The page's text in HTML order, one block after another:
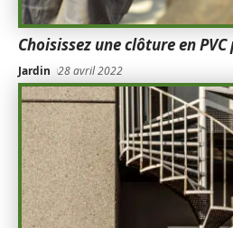
Choisissez une clôture en
Jardin 28 avril 2022